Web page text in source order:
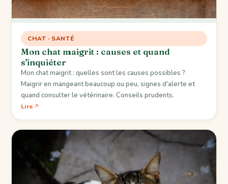
CHAT · SANTÉ
Mon chat maigrit : causes et quand
s'inquiéter
Mon chat maigrit : quelles sont les causes possibles ?
Maigrir en mangeant beaucoup ou peu, signes d'alerte et
quand consulter le vétérinaire. Conseils prudents.
Lire